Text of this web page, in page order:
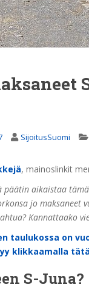
SijoitusSuomi
, mainoslinkit
päätin aikaistaa
jo maksaneet
Kannattaako
taulukossa on
klikkaamalla
S-Juna?